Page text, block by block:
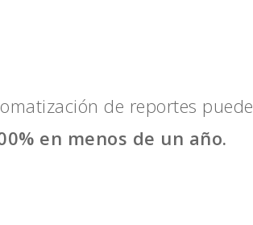
de reportes puede
en menos de un año.